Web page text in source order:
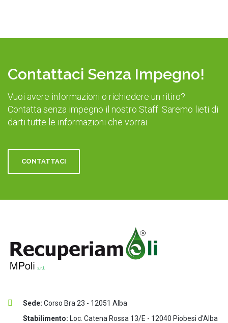
Contattaci Senza Impegno!
Vuoi avere informazioni o richiedere un ritiro?
Contatta senza impegno il nostro Staff. Saremo lieti di
darti tutte le informazioni che vorrai.
CONTATTACI
Sede: Corso Bra 23 - 12051 Alba
Stabilimento: Loc. Catena Rossa 13/E - 12040 Piobesi d'Alba